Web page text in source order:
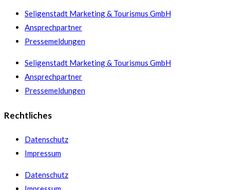
Seligenstadt Marketing & Tourismus GmbH
Ansprechpartner
Pressemeldungen
Seligenstadt Marketing & Tourismus GmbH
Ansprechpartner
Pressemeldungen
Rechtliches
Datenschutz
Impressum
Datenschutz